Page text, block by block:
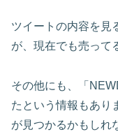
ツイートの内容を見
が、現在でも売って
その他にも、「
たという情報もあり
が見つかるかもしれ